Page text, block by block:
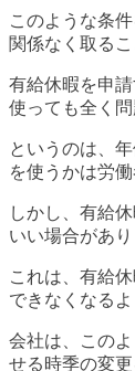
このような条
関係なく取るこ
有給休暇を申
使っても全く問
というのは、
を使うかは労
しかし、有給
いい場合があり
これは、有給
できなくなるよ
会社は、この
せる時季の変